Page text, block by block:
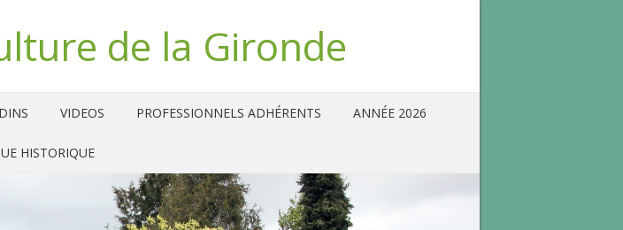
de la Gironde
VIDEOS PROFESSIONNELS ADHÉRENTS ANNÉE 2026
HISTORIQUE